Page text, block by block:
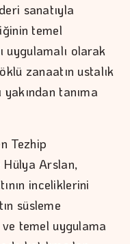
sanatıyla
temel
olarak
zanaatın ustalık
tanıma
Tezhip
Arslan,
inceliklerini
süsleme
temel uygulama